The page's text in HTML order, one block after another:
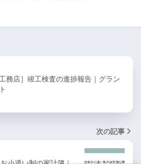
工務店］竣工検査の進捗報告｜グラン
次の記事